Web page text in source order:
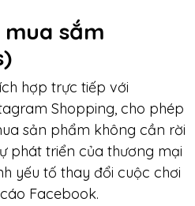
mua sắm
hợp trực tiếp với
Shopping, cho phép
sản phẩm không cần rời
phát triển của thương mại
yếu tố thay đổi cuộc chơi
Facebook.